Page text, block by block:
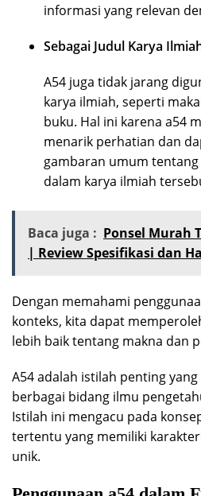
informasi yang relevan
Sebagai Judul Karya
A54 juga tidak jarang
karya ilmiah, seperti
buku. Hal ini karena a54
menarik perhatian dan
gambaran umum
dalam karya ilmiah
Baca juga : Ponsel Murah
| Review Spesifikasi dan
Dengan memahami
konteks, kita dapat
lebih baik tentang makna dan
A54 adalah istilah penting
berbagai bidang ilmu
Istilah ini mengacu pada
tertentu yang memiliki
unik.